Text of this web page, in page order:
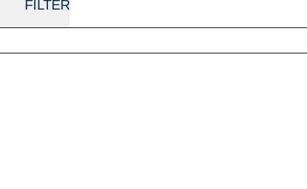
FILTER